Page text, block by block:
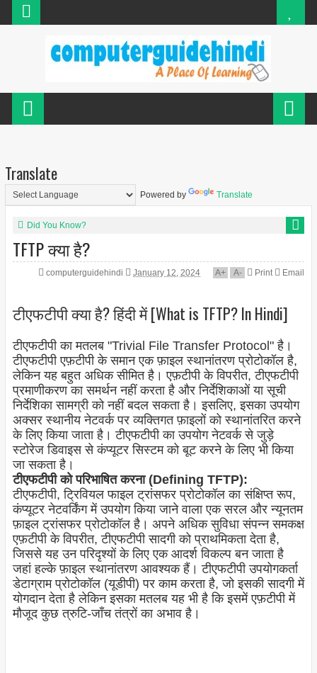
Translate
Powered by Translate
Did You Know?
TFTP क्या है?
computerguidehindi January 12, 2024 A+ A- Print Email
टीएफटीपी क्या है? हिंदी में [What is TFTP? In Hindi]
टीएफटीपी का मतलब "Trivial File Transfer Protocol" है।
टीएफटीपी एफ़टीपी के समान एक फ़ाइल स्थानांतरण प्रोटोकॉल है,
लेकिन यह बहुत अधिक सीमित है। एफ़टीपी के विपरीत, टीएफटीपी
प्रमाणीकरण का समर्थन नहीं करता है और निर्देशिकाओं या सूची
निर्देशिका सामग्री को नहीं बदल सकता है। इसलिए, इसका उपयोग
अक्सर स्थानीय नेटवर्क पर व्यक्तिगत फ़ाइलों को स्थानांतरित करने
के लिए किया जाता है। टीएफटीपी का उपयोग नेटवर्क से जुड़े
स्टोरेज डिवाइस से कंप्यूटर सिस्टम को बूट करने के लिए भी किया
जा सकता है।
टीएफटीपी को परिभाषित करना (Defining TFTP):
टीएफटीपी, ट्रिवियल फाइल ट्रांसफर प्रोटोकॉल का संक्षिप्त रूप,
कंप्यूटर नेटवर्किंग में उपयोग किया जाने वाला एक सरल और न्यूनतम
फ़ाइल ट्रांसफर प्रोटोकॉल है। अपने अधिक सुविधा संपन्न समकक्ष
एफ़टीपी के विपरीत, टीएफटीपी सादगी को प्राथमिकता देता है,
जिससे यह उन परिदृश्यों के लिए एक आदर्श विकल्प बन जाता है
जहां हल्के फ़ाइल स्थानांतरण आवश्यक हैं। टीएफटीपी उपयोगकर्ता
डेटाग्राम प्रोटोकॉल (यूडीपी) पर काम करता है, जो इसकी सादगी में
योगदान देता है लेकिन इसका मतलब यह भी है कि इसमें एफ़टीपी में
मौजूद कुछ त्रुटि-जाँच तंत्रों का अभाव है।